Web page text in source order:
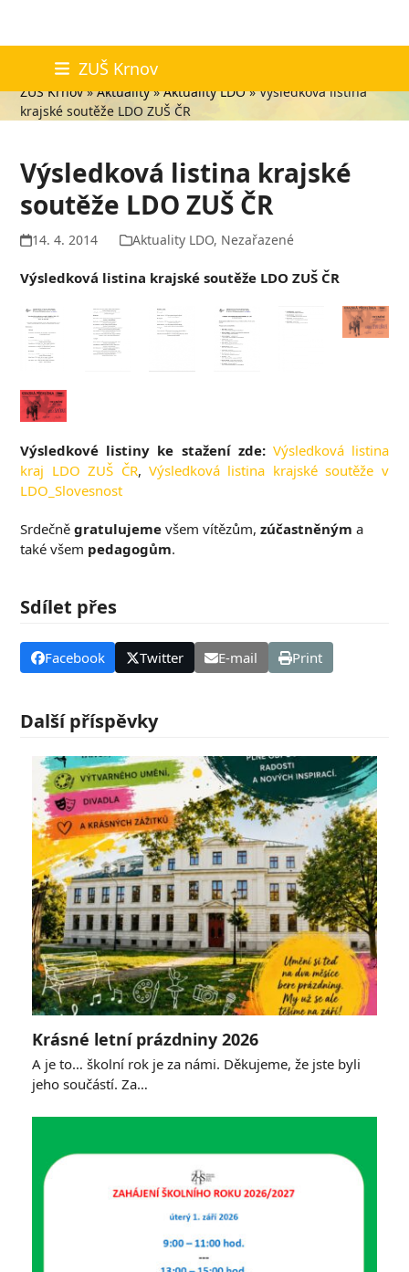
content
ZUŠ Krnov
Aktuality
ZUŠ Krnov»Aktuality»Aktuality LDO»Výsledková listina
krajské soutěže LDO ZUŠ ČR
Výsledková listina krajské
soutěže LDO ZUŠ ČR
14. 4. 2014 Aktuality LDO, Nezařazené
Výsledková listina krajské soutěže LDO ZUŠ ČR
Výsledkové listiny ke stažení zde: Výsledková listina
kraj LDO ZUŠ ČR,Výsledková listina krajské soutěže v
LDO_Slovesnost
Srdečněgratulujeme všem vítězům,zúčastněným a
také všem pedagogům.
Sdílet přes
Facebook Twitter E-mail Print
Další příspěvky
Krásné letní prázdniny 2026
A je to… školní rok je za námi. Děkujeme, že jste byli
jeho součástí. Za…